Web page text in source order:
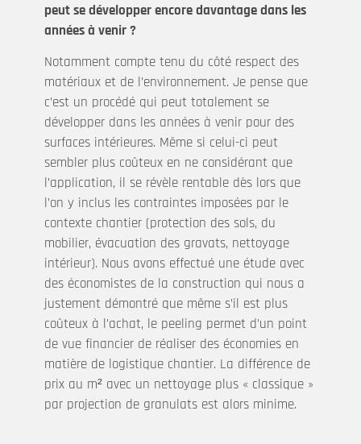
peut se développer encore davantage dans les
années à venir ?
Notamment compte tenu du côté respect des
matériaux et de l’environnement. Je pense que
c’est un procédé qui peut totalement se
développer dans les années à venir pour des
surfaces intérieures. Même si celui-ci peut
sembler plus coûteux en ne considérant que
l’application, il se révèle rentable dès lors que
l’on y inclus les contraintes imposées par le
contexte chantier (protection des sols, du
mobilier, évacuation des gravats, nettoyage
intérieur). Nous avons effectué une étude avec
des économistes de la construction qui nous a
justement démontré que même s’il est plus
coûteux à l’achat, le peeling permet d’un point
de vue financier de réaliser des économies en
matière de logistique chantier. La différence de
prix au m² avec un nettoyage plus « classique »
par projection de granulats est alors minime.